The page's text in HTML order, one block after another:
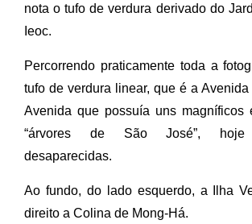
nota o tufo de verdura derivado do
Ieoc.
Percorrendo praticamente toda a
tufo de verdura linear, que é a
Avenida que possuía uns magníficos
“árvores de São José”, hoje
desaparecidas.
Ao fundo, do lado esquerdo, a Ilha
direito a Colina de Mong-Há.